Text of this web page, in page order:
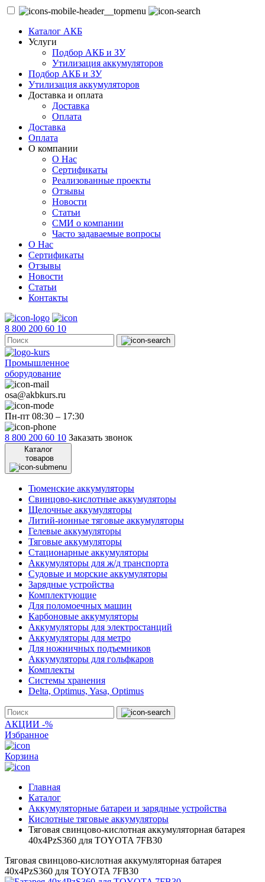
Каталог АКБ
Услуги
Подбор АКБ и ЗУ
Утилизация аккумуляторов
Подбор АКБ и ЗУ
Утилизация аккумуляторов
Доставка и оплата
Доставка
Оплата
Доставка
Оплата
О компании
О Нас
Сертификаты
Реализованные проекты
Отзывы
Новости
Статьи
СМИ о компании
Часто задаваемые вопросы
О Нас
Сертификаты
Отзывы
Новости
Статьи
Контакты
8 800 200 60 10
Промышленное
оборудование
osa@akbkurs.ru
Пн-пт 08:30 – 17:30
8 800 200 60 10 Заказать звонок
Каталог
товаров
Тюменские аккумуляторы
Свинцово-кислотные аккумуляторы
Щелочные аккумуляторы
Литий-ионные тяговые аккумуляторы
Гелевые аккумуляторы
Тяговые аккумуляторы
Стационарные аккумуляторы
Аккумуляторы для ж/д транспорта
Судовые и морские аккумуляторы
Зарядные устройства
Комплектующие
Для поломоечных машин
Карбоновые аккумуляторы
Аккумуляторы для электростанций
Аккумуляторы для метро
Для ножничных подъемников
Аккумуляторы для гольфкаров
Комплекты
Системы хранения
Delta, Optimus, Yasa, Optimus
АКЦИИ -%
Избранное
Корзина
Главная
Каталог
Аккумуляторные батареи и зарядные устройства
Кислотные тяговые аккумуляторы
Тяговая свинцово-кислотная аккумуляторная батарея
40х4РzS360 для TOYOTA 7FB30
Тяговая свинцово-кислотная аккумуляторная батарея
40х4РzS360 для TOYOTA 7FB30